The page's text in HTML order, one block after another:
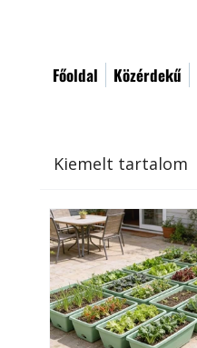
Főoldal Közérdekű
Kiemelt tartalom